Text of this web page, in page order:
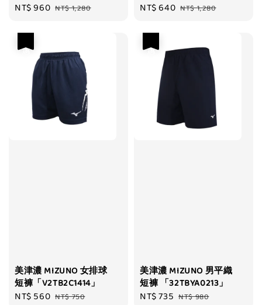
Sale
NT$ 960 Regular
NT$ 1,280
Sale
NT$ 640 Regular
NT$ 1,280
美津濃 MIZUNO 女排球
短褲「V2TB2C1414」
Sale
NT$ 560 Regular
NT$ 750
美津濃 MIZUNO 男平織
短褲 「32TBYA0213」
Sale
NT$ 735 Regular
NT$ 980